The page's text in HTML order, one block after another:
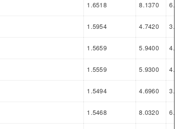
1.6518 8.1370 6.4852
1.5954 4.7420 3.1466
1.5659 5.9400 4.3741
1.5559 5.9300 4.3741
1.5494 4.6960 3.1466
1.5468 8.0320 6.4852